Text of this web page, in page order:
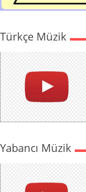
Türkçe Müzik
Yabancı Müzik